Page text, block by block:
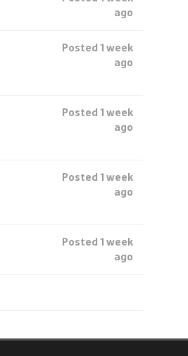
ago
Posted 1 week
ago
Posted 1 week
ago
Posted 1 week
ago
Posted 1 week
ago